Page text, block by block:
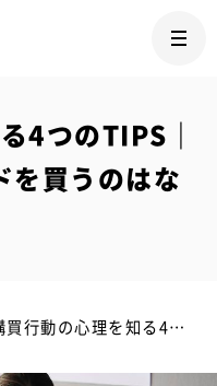
4つのTIPS｜
を買うのはな
購買行動の心理を知る4つのTIPS｜顧客がそのブランドを買うのはなぜ？